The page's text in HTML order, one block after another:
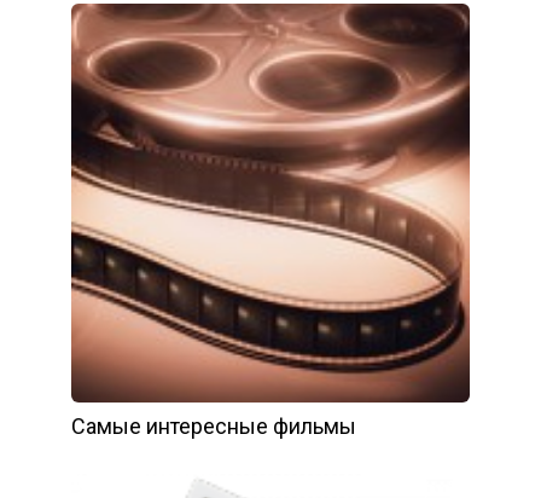
Самые интересные фильмы